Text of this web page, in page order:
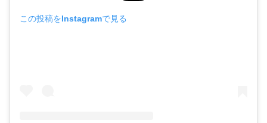
この投稿をInstagramで見る